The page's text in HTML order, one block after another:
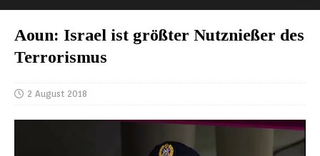
Aoun: Israel ist größter Nutznießer des
Terrorismus
2 August 2018